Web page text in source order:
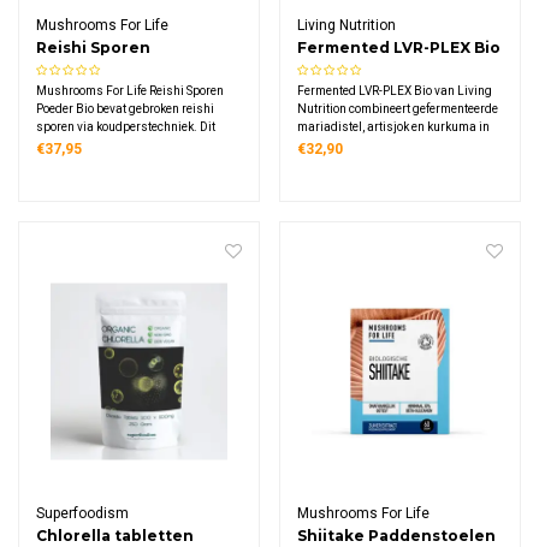
Mushrooms For Life
Reishi Sporen
Paddenstoelen Poeder
Bio
Mushrooms For Life Reishi Sporen
Poeder Bio bevat gebroken reishi
sporen via koudperstechniek. Dit
biologische supplement levert 1000
€37,95
Living Nutrition
Fermented LVR-PLEX Bio
Fermented LVR-PLEX Bio van Living
Nutrition combineert gefermenteerde
mariadistel, artisjok en kurkuma in
een biologische formule. Deze unieke
€32,90
Superfoodism
Chlorella tabletten
Mushrooms For Life
Shiitake Paddenstoelen